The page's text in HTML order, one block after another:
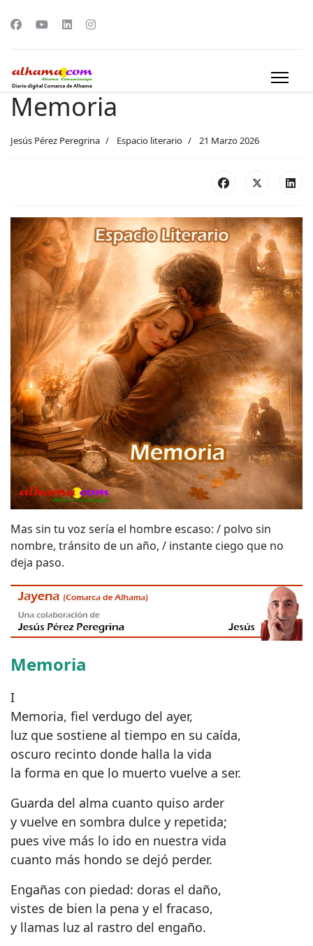
Memoria
Jesús Pérez Peregrina Espacio literario 21 Marzo 2026
Mas sin tu voz sería el hombre escaso: / polvo sin
nombre, tránsito de un año, / instante ciego que no
deja paso.
Memoria
I
Memoria, fiel verdugo del ayer,
luz que sostiene al tiempo en su caída,
oscuro recinto donde halla la vida
la forma en que lo muerto vuelve a ser.
Guarda del alma cuanto quiso arder
y vuelve en sombra dulce y repetida;
pues vive más lo ido en nuestra vida
cuanto más hondo se dejó perder.
Engañas con piedad: doras el daño,
vistes de bien la pena y el fracaso,
y llamas luz al rastro del engaño.